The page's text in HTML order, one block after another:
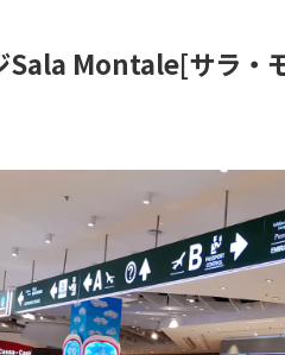
Sala Montale[サラ・